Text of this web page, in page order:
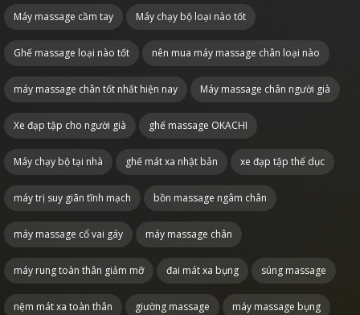
Máy massage cầm tay Máy chạy bộ loại nào tốt
Ghế massage loại nào tốt nên mua máy massage chân loại nào
máy massage chân tốt nhất hiện nay Máy massage chân người già
Xe đạp tập cho người già ghế massage OKACHI
Máy chạy bộ tại nhà ghế mát xa nhật bản xe đạp tập thể dục
máy trị suy giãn tĩnh mạch bồn massage ngâm chân
máy massage cổ vai gáy máy massage chân
máy rung toàn thân giảm mỡ đai mát xa bụng súng massage
nệm mát xa toàn thân giường massage máy massage bụng